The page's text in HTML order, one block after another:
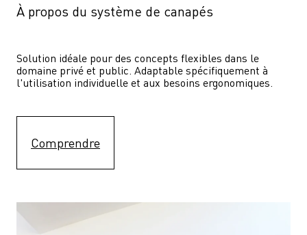
À propos du système de canapés
Solution idéale pour des concepts flexibles dans le
domaine privé et public. Adaptable spécifiquement à
l'utilisation individuelle et aux besoins ergonomiques.
Comprendre